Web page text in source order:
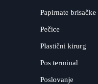
Papirnate brisačke
Pečice
Plastični kirurg
Pos terminal
Poslovanje